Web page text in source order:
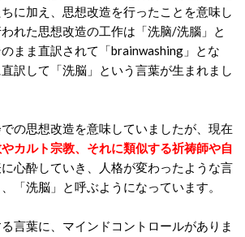
に加え、思想改造を行ったことを意味し
れた思想改造の工作は「洗脑/洗腦」と
まま直訳されて「brainwashing」とな
訳して「洗脳」という言葉が生まれまし
の思想改造を意味していましたが、現在
カルト宗教、それに類似する祈祷師や自
心酔していき、人格が変わったような言
「洗脳」と呼ぶようになっています。
言葉に、マインドコントロールがありま